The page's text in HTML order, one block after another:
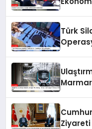
Türk
Ziyareti